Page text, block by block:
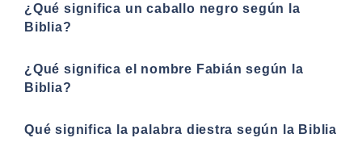
¿Qué significa un caballo negro según la
Biblia?
¿Qué significa el nombre Fabián según la
Biblia?
Qué significa la palabra diestra según la Biblia